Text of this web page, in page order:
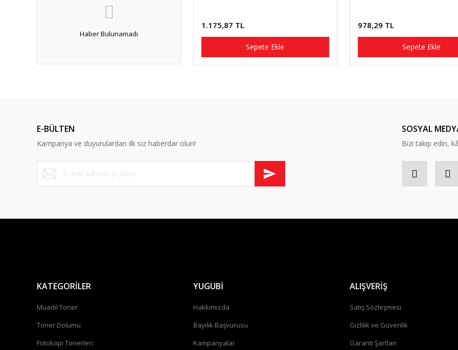
Haber Bulunamadı
1.175,87 TL
Sepete Ekle
978,29 TL
Sepete Ekle
E-BÜLTEN
Kampanya ve duyurulardan ilk siz haberdar olun!
SOSYAL
Bizi takip edin,
KATEGORİLER
Muadil Toner
Toner Dolumu
Fotokopi Tonerleri
YUGUBİ
Hakkımızda
Bayilik Başvurusu
Kampanyalar
ALIŞVERİŞ
Satış Sözleşmesi
Gizlilik ve Güvenlik
Garanti Şartları